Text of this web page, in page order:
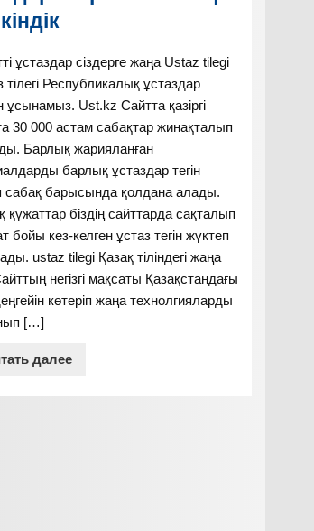
ұстаздар сіздерге жаңа Ustaz tilegi
тілегі Республикалық ұстаздар
ұсынамыз. Ust.kz Сайтта қазіргі
30 000 астам сабақтар жинақталып
Барлық жарияланған
барлық ұстаздар тегін
сабақ барысында қолдана алады.
құжаттар біздің сайттарда сақталып
бойы кез-келген ұстаз тегін жүктеп
ustaz tilegi Қазақ тіліндегі жаңа
негізгі мақсаты Қазақстандағы
көтеріп жаңа технолгияларды
[…]
далее